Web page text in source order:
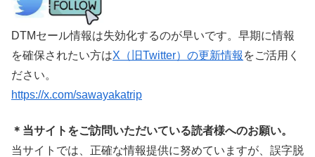
DTMセール情報は失効化するのが早いです。早期に情報
を確保されたい方はX（旧Twitter）の更新情報 をご活用く
ださい。
https://x.com/sawayakatrip
＊当サイトをご訪問いただいている読者様へのお願い。
当サイトでは、正確な情報提供に努めていますが、誤字脱